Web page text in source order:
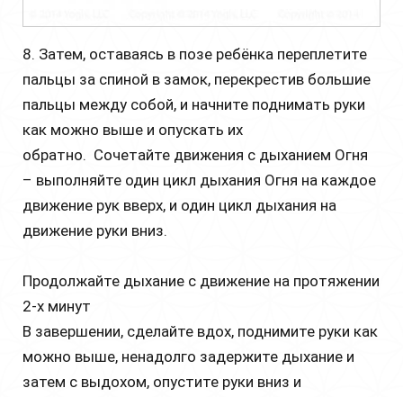
8. Затем, оставаясь в позе ребёнка переплетите
пальцы за спиной в замок, перекрестив большие
пальцы между собой, и начните поднимать руки
как можно выше и опускать их
обратно. Сочетайте движения с дыханием Огня
– выполняйте один цикл дыхания Огня на каждое
движение рук вверх, и один цикл дыхания на
движение руки вниз.
Продолжайте дыхание с движение на протяжении
2-х минут
В завершении, сделайте вдох, поднимите руки как
можно выше, ненадолго задержите дыхание и
затем с выдохом, опустите руки вниз и